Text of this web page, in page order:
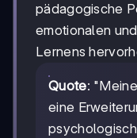
pädagogische
emotionalen
Lernens
Quote:
eine